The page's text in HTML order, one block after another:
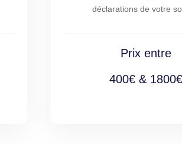
déclarations de votre
Prix entre
400€ & 1800€